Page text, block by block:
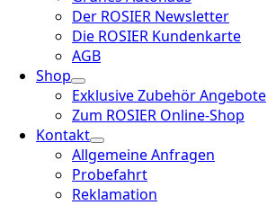
Der ROSIER Newsletter
Die ROSIER Kundenkarte
AGB
Shop
Exklusive Zubehör Angebote
Zum ROSIER Online-Shop
Kontakt
Allgemeine Anfragen
Probefahrt
Reklamation